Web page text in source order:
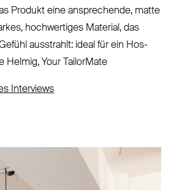
Produkt eine ansprechende, matte
hoch­wertiges Material, das
aus­strahlt: ideal für ein Hos­
Helmig, Your TailorMate
Interviews